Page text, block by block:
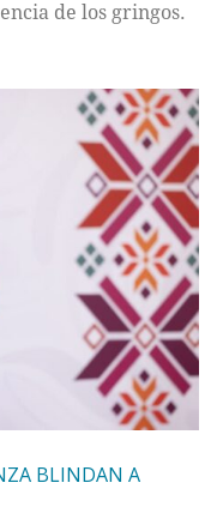
de los gringos.
BLINDAN A